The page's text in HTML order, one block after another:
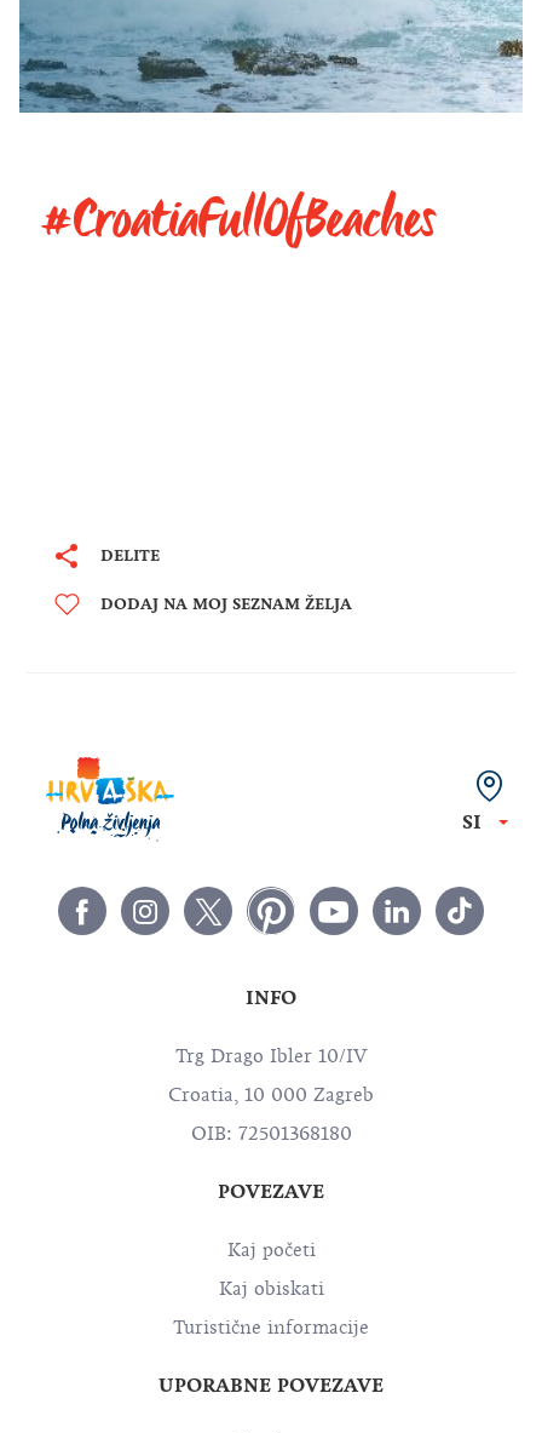
#CroatiaFullOfBeaches
DELITE
DODAJ NA MOJ SEZNAM ŽELJA
SI
INFO
Trg Drago Ibler 10/IV
Croatia, 10 000 Zagreb
OIB: 72501368180
POVEZAVE
Kaj početi
Kaj obiskati
Turistične informacije
UPORABNE POVEZAVE